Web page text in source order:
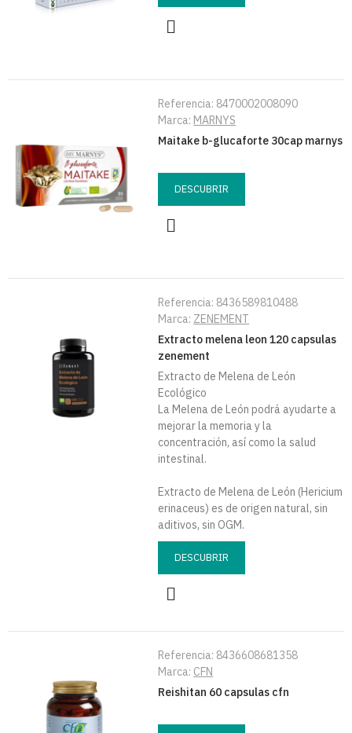
Referencia: 8470002008090
Marca: MARNYS
Maitake b-glucaforte 30cap marnys
DESCUBRIR
Referencia: 8436589810488
Marca: ZENEMENT
Extracto melena leon 120 capsulas
zenement
Extracto de Melena de León
Ecológico
La Melena de León podrá ayudarte a
mejorar la memoria y la
concentración, así como la salud
intestinal.
Extracto de Melena de León (Hericium
erinaceus) es de origen natural, sin
aditivos, sin OGM.
DESCUBRIR
Referencia: 8436608681358
Marca: CFN
Reishitan 60 capsulas cfn